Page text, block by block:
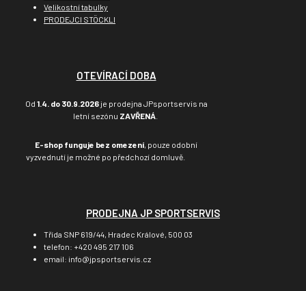
Velikostní tabulky
PRODEJCI STÖCKLI
OTEVÍRACÍ DOBA
Od 1.4. do 30.9.2026je prodejna JPsportservis na
letní sezónu ZAVŘENÁ
E-shop funguje bez omezení , pouze odobní
vyzvednutí je možné po předchozí domluvě.
PRODEJNA JP SPORTSERVIS
Třída SNP 619/44, Hradec Králové, 500 03
telefon: +420 495 217 106
email: info@jpsportservis.cz